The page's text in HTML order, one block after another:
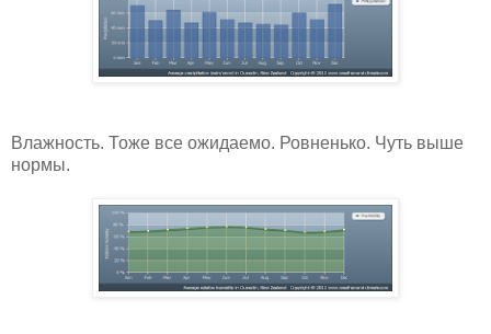
Влажность. Тоже все ожидаемо. Ровненько. Чуть выше
нормы.